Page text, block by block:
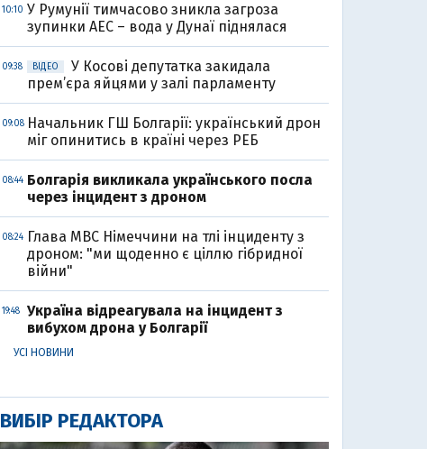
10:10 У Румунії тимчасово зникла загроза
зупинки АЕС – вода у Дунаї піднялася
09:38 ВІДЕО
У Косові депутатка закидала
прем’єра яйцями у залі парламенту
09:08 Начальник ГШ Болгарії: український дрон
міг опинитись в країні через РЕБ
08:44 Болгарія викликала українського посла
через інцидент з дроном
08:24 Глава МВС Німеччини на тлі інциденту з
дроном: "ми щоденно є ціллю гібридної
війни"
19:48
Україна відреагувала на інцидент з
вибухом дрона у Болгарії
УСІ НОВИНИ
ВИБІР РЕДАКТОРА